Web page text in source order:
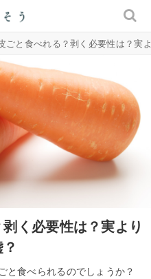
ごと食べれる？剥く必要性は？実
く必要性は？実より
と食べられるのでしょうか？